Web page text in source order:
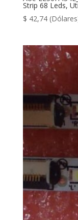
Strip 68 Leds,
$ 42,74